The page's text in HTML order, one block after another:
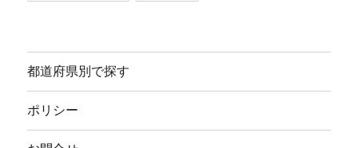
都道府県別で探す
ポリシー